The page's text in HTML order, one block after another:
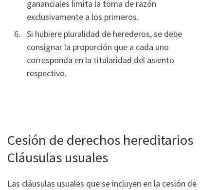
gananciales limita la toma de razón
exclusivamente a los primeros.
Si hubiere pluralidad de herederos, se debe
consignar la proporción que a cada uno
corresponda en la titularidad del asiento
respectivo.
Cesión de derechos hereditarios
Cláusulas usuales
Las cláusulas usuales que se incluyen en la cesión de